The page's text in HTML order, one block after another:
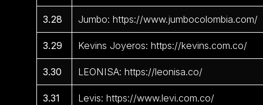
3.28 Jumbo: https://www.jumbocolombia.com/
3.29 Kevins Joyeros: https://kevins.com.co/
3.30 LEONISA: https://leonisa.co/
3.31 Levis: https://www.levi.com.co/